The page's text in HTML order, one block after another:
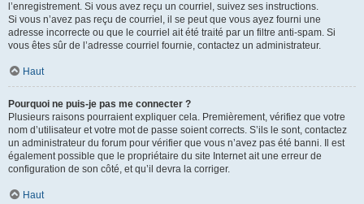
l’enregistrement. Si vous avez reçu un courriel, suivez ses instructions.
Si vous n’avez pas reçu de courriel, il se peut que vous ayez fourni une
adresse incorrecte ou que le courriel ait été traité par un filtre anti-spam. Si
vous êtes sûr de l’adresse courriel fournie, contactez un administrateur.
Haut
Pourquoi ne puis-je pas me connecter ?
Plusieurs raisons pourraient expliquer cela. Premièrement, vérifiez que votre
nom d’utilisateur et votre mot de passe soient corrects. S’ils le sont, contactez
un administrateur du forum pour vérifier que vous n’avez pas été banni. Il est
également possible que le propriétaire du site Internet ait une erreur de
configuration de son côté, et qu’il devra la corriger.
Haut